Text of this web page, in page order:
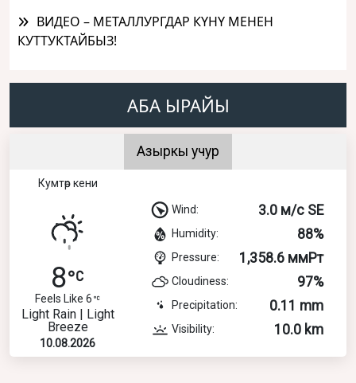
ВИДЕО – МЕТАЛЛУРГДАР КҮНҮ МЕНЕН
КУТТУКТАЙБЫЗ!
АБА ЫРАЙЫ
Азыркы учур
Кумтөр кени
8
Feels Like 6
Light Rain | Light
Breeze
10.08.2026
Wind: 3.0 м/с SE
Humidity: 88%
Pressure: 1,358.6 ммРт
Cloudiness: 97%
Precipitation: 0.11 mm
Visibility: 10.0 km